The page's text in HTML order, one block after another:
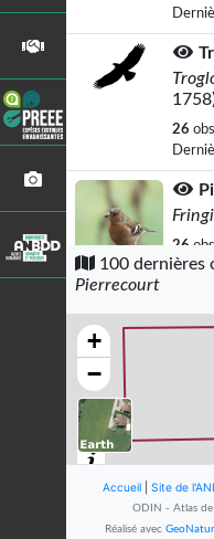
26
26
100 dernières
Pierrecourt
+
−
Accueil Site de
ODIN - Atlas
Réalisé avec